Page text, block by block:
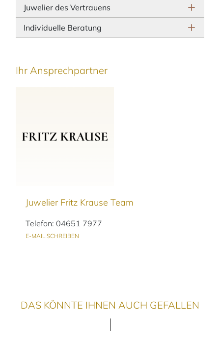
Ihr Ansprechpartner
Juwelier Fritz Krause Team
Telefon: 04651 7977
E-MAIL SCHREIBEN
Juwelier des Vertrauens
Individuelle Beratung
DAS KÖNNTE IHNEN AUCH GEFALLEN